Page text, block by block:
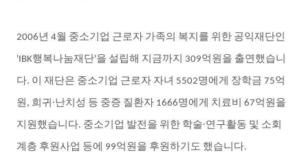
2006년 4월 중소기업 근로자 가족의 복지를 위한 공익재단인
'IBK행복나눔재단'을 설립해 지금까지 309억원을 출연했습니
다. 이 재단은 중소기업 근로자 자녀 5502명에게 장학금 75억
원 , 희귀 ∙난치성 등 중증 질환자 1666명에게 치료비 67억원을
지원했습니다. 중소기업 발전을 위한 학술∙연구활동 및 소회
계층 후원사업 등에 99억원을 후원하기도 했습니다.